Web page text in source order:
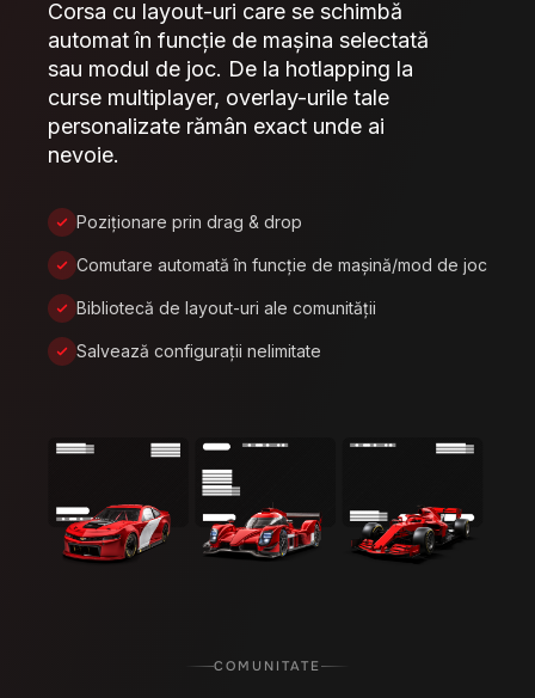
Corsa cu layout-uri care se schimbă
automat în funcție de mașina selectată
sau modul de joc. De la hotlapping la
curse multiplayer, overlay-urile tale
personalizate rămân exact unde ai
nevoie.
Poziționare prin drag & drop
Comutare automată în funcție de mașină/mod de joc
Bibliotecă de layout-uri ale comunității
Salvează configurații nelimitate
COMUNITATE